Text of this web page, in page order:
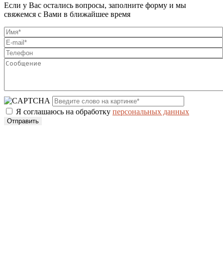
Если у Вас остались вопросы, заполните форму и мы
свяжемся с Вами в ближайшее время
Я соглашаюсь на обработку персональных данных